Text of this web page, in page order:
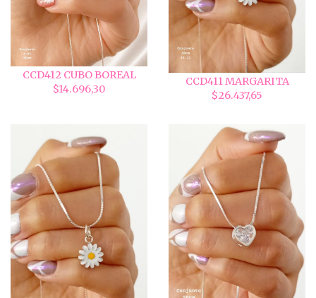
CCD412 CUBO BOREAL
$14.696,30
CCD411 MARGARITA
$26.437,65